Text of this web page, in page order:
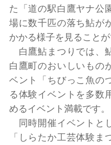
た「道の駅白鷹ヤナ公
場に数千匹の落ち鮎が
かかる様子を見ることが
白鷹鮎まつりでは、
白鷹町のおいしいもの
ベント「ちびっこ魚の
る体験イベントを多数
めるイベント満載です。
同時開催イベントと
「しらたか工芸体験ま